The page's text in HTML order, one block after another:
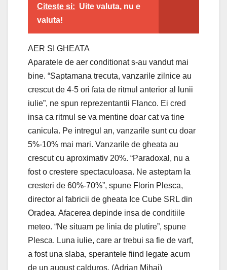
Citeste si: Uite valuta, nu e
valuta!
AER SI GHEATA
Aparatele de aer conditionat s-au vandut mai
bine. “Saptamana trecuta, vanzarile zilnice au
crescut de 4-5 ori fata de ritmul anterior al lunii
iulie”, ne spun reprezentantii Flanco. Ei cred
insa ca ritmul se va mentine doar cat va tine
canicula. Pe intregul an, vanzarile sunt cu doar
5%-10% mai mari. Vanzarile de gheata au
crescut cu aproximativ 20%. “Paradoxal, nu a
fost o crestere spectaculoasa. Ne asteptam la
cresteri de 60%-70%”, spune Florin Plesca,
director al fabricii de gheata Ice Cube SRL din
Oradea. Afacerea depinde insa de conditiile
meteo. “Ne situam pe linia de plutire”, spune
Plesca. Luna iulie, care ar trebui sa fie de varf,
a fost una slaba, sperantele fiind legate acum
de un august calduros. (Adrian Mihai)